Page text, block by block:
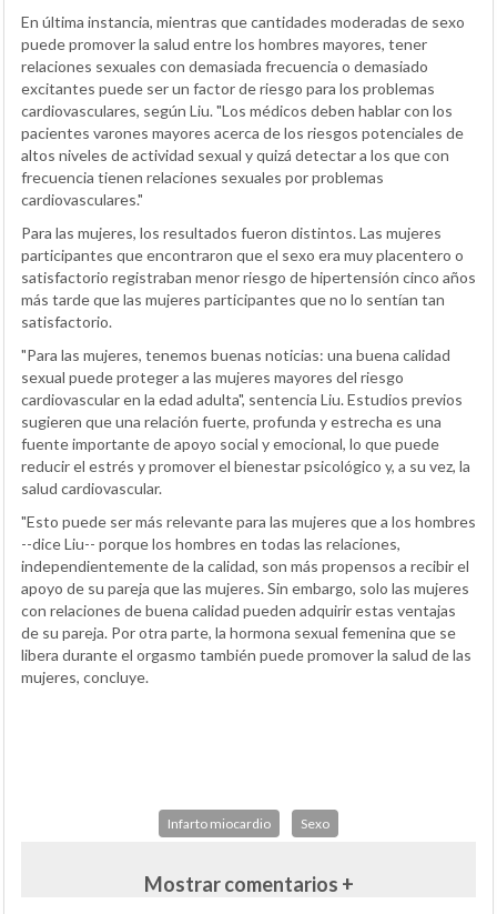
En última instancia, mientras que cantidades moderadas de sexo
puede promover la salud entre los hombres mayores, tener
relaciones sexuales con demasiada frecuencia o demasiado
excitantes puede ser un factor de riesgo para los problemas
cardiovasculares, según Liu. "Los médicos deben hablar con los
pacientes varones mayores acerca de los riesgos potenciales de
altos niveles de actividad sexual y quizá detectar a los que con
frecuencia tienen relaciones sexuales por problemas
cardiovasculares."
Para las mujeres, los resultados fueron distintos. Las mujeres
participantes que encontraron que el sexo era muy placentero o
satisfactorio registraban menor riesgo de hipertensión cinco años
más tarde que las mujeres participantes que no lo sentían tan
satisfactorio.
"Para las mujeres, tenemos buenas noticias: una buena calidad
sexual puede proteger a las mujeres mayores del riesgo
cardiovascular en la edad adulta", sentencia Liu. Estudios previos
sugieren que una relación fuerte, profunda y estrecha es una
fuente importante de apoyo social y emocional, lo que puede
reducir el estrés y promover el bienestar psicológico y, a su vez, la
salud cardiovascular.
"Esto puede ser más relevante para las mujeres que a los hombres
--dice Liu-- porque los hombres en todas las relaciones,
independientemente de la calidad, son más propensos a recibir el
apoyo de su pareja que las mujeres. Sin embargo, solo las mujeres
con relaciones de buena calidad pueden adquirir estas ventajas
de su pareja. Por otra parte, la hormona sexual femenina que se
libera durante el orgasmo también puede promover la salud de las
mujeres, concluye.
Infarto miocardio Sexo
Mostrar comentarios +